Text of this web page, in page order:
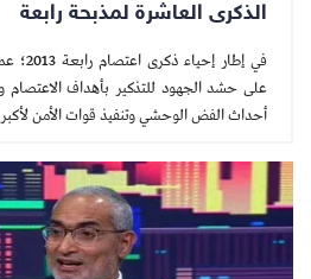
الذكرى العاشرة لمذبحة رابعة
في
على حشد الجهود للتذكير بأهداف
أحداث الفض الوحشي وتنفيذ قوات الأمن